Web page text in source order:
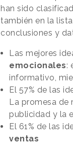
han sido
también en la
conclusiones y
Las mejores
emocionales:
informativo,
El 57% de las
La promesa de
publicidad y la
El 61% de las
ventas